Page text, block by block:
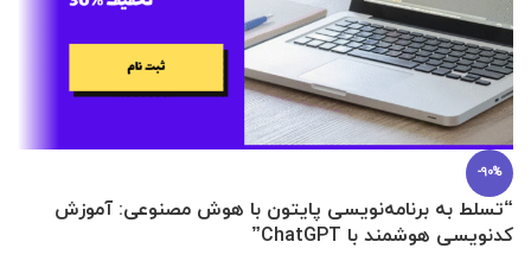
-90%
“تسلط به برنامه‌نویسی پایتون با هوش مصنوعی: آموزش
کدنویسی هوشمند با ChatGPT”